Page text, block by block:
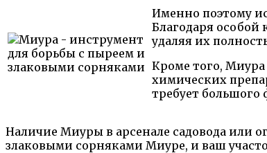
Именно поэтому
Благодаря особой
удаляя их
Кроме того,
химических
требует
Наличие Миуры в арсенале садовода или
злаковыми сорняками Миуре, и ваш